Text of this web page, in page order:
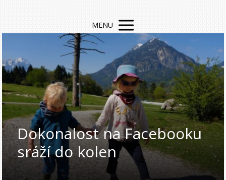
MENU
Dokonalost na Facebooku
sráží do kolen